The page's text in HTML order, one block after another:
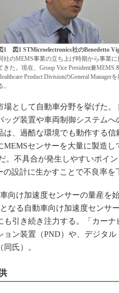
1 図1 STMicroelectronics社のBenedetto
社のMEMS事業の立ち上げ時期から事業に
きた。現在、Group Vice President兼MEMS
Product DivisionのGeneral Manager
。
として自動車分野を挙げた。
ッグ装置や車両制御システム
、過酷な環境でも動作する信
MEMSセンサーを大量に製造
。不具合が発生しやすいポイ
設計に生かすことで不良率を
向け加速度センサーの量産を
なる自動車向け加速度センサ
も引き続き注力する。「カー
ン装置（PND）や、デジタ
氏）。